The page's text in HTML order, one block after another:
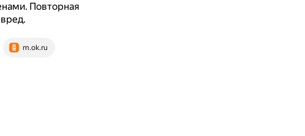
Повторная
m.ok.ru